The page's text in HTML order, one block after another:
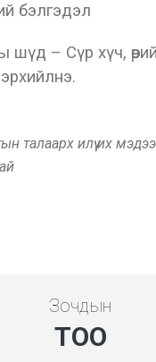
бэлгэдэл
– Сүр хүч,
талаарх илүү их
Зочдын
ТОО